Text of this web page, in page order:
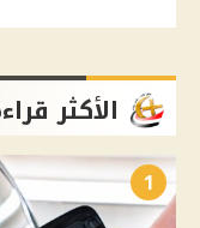
الأكثر
1